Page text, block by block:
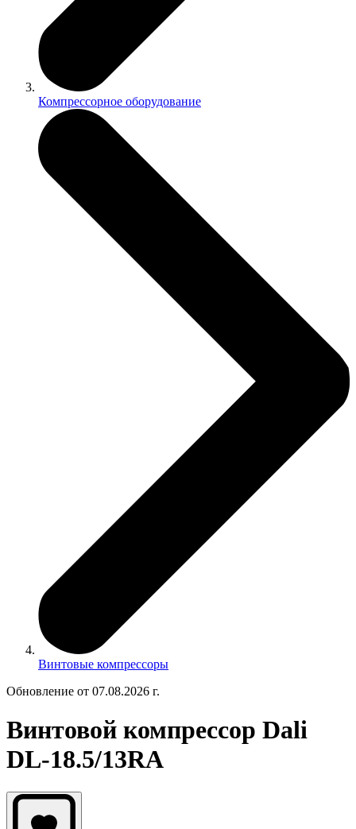
Компрессорное оборудование
Винтовые компрессоры
Обновление от 07.08.2026 г.
Винтовой компрессор Dali
DL-18.5/13RA